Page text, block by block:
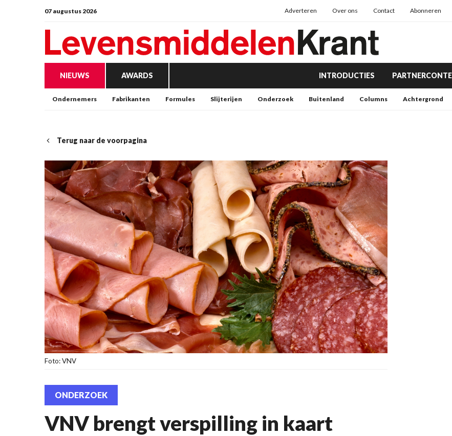
07 augustus 2026 Adverteren Over ons Contact Abonneren
NIEUWS AWARDS INTRODUCTIES
Ondernemers Fabrikanten Formules Slijterijen Onderzoek Buitenland Columns Achtergrond
Terug naar de voorpagina
Foto: VNV
ONDERZOEK
VNV brengt verspilling in kaart